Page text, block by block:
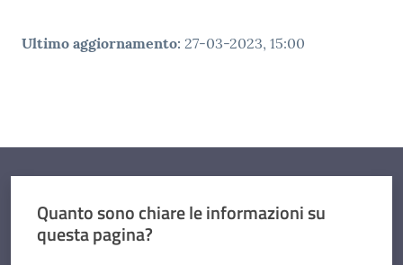
Ultimo aggiornamento: 27-03-2023, 15:00
Quanto sono chiare le informazioni su
questa pagina?